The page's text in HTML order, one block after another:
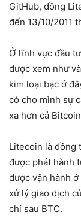
GitHub, đồng
đến 13/10/2011
Ở lĩnh vực đầu
được xem như
kim loại bạc ở
có cho mình sự
xa hơn cả
Litecoin là đồng
được phát hành
được vận hành
xử lý giao dịch
chỉ sau BTC.